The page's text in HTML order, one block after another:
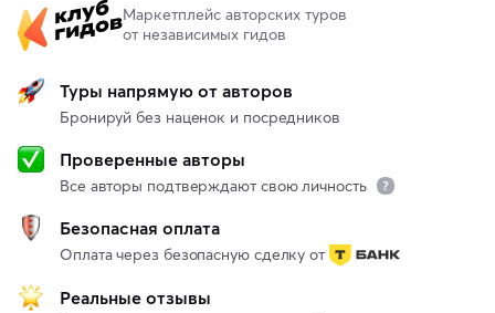
Маркетплейс авторских туров
от независимых гидов
Туры напрямую от авторов
Бронируй без наценок и посредников
Проверенные авторы
Все авторы подтверждают свою личность
Безопасная оплата
Оплата через безопасную сделку от
Реальные отзывы